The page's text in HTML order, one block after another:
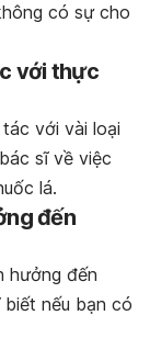
có sự cho
với thực
với vài loại
sĩ về việc
lá.
đến
hưởng đến
nếu bạn có